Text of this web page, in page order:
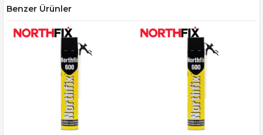
Benzer Ürünler